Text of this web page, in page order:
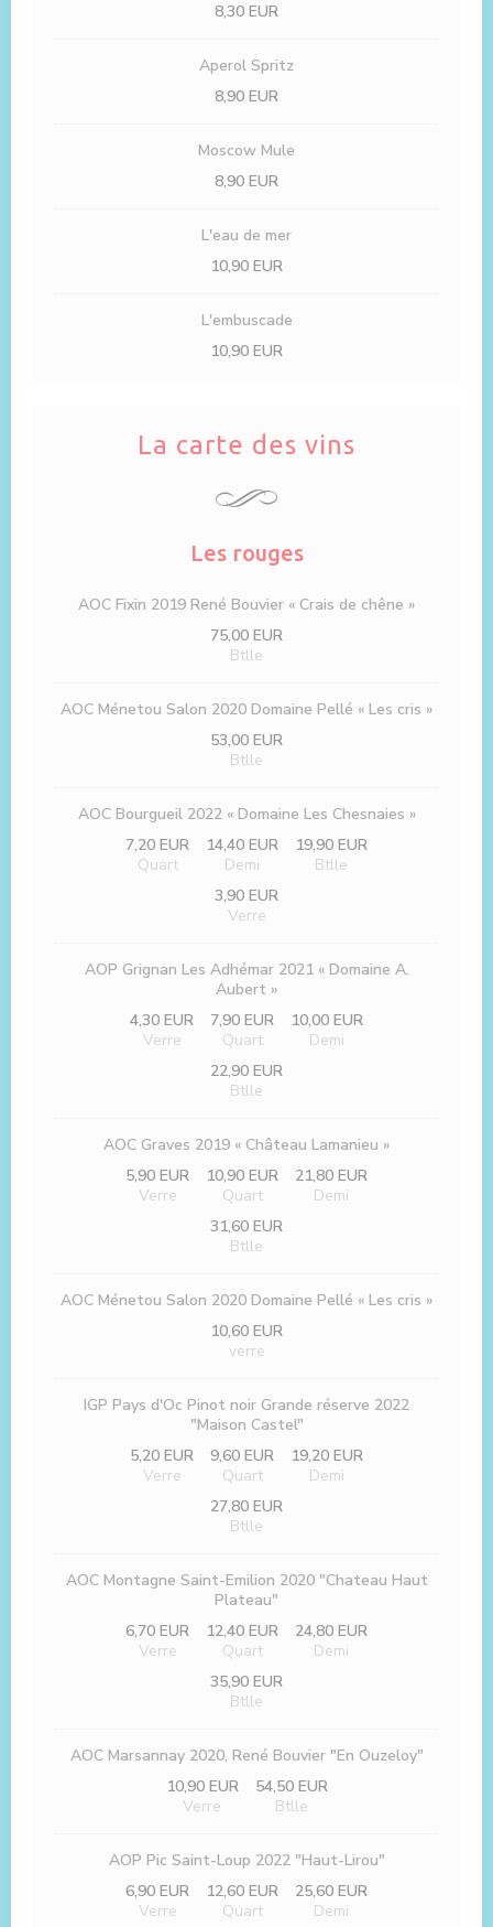
8,30 EUR
Aperol Spritz
8,90 EUR
Moscow Mule
8,90 EUR
L'eau de mer
10,90 EUR
L'embuscade
10,90 EUR
La carte des vins
Les rouges
AOC Fixin 2019 René Bouvier « Crais de chêne »
75,00 EUR
Btlle
AOC Ménetou Salon 2020 Domaine Pellé « Les cris »
53,00 EUR
Btlle
AOC Bourgueil 2022 « Domaine Les Chesnaies »
7,20 EUR
Quart
14,40 EUR
Demi
19,90 EUR
Btlle
3,90 EUR
Verre
AOP Grignan Les Adhémar 2021 « Domaine A.
Aubert »
4,30 EUR
Verre
7,90 EUR
Quart
10,00 EUR
Demi
22,90 EUR
Btlle
AOC Graves 2019 « Château Lamanieu »
5,90 EUR
Verre
10,90 EUR
Quart
21,80 EUR
Demi
31,60 EUR
Btlle
AOC Ménetou Salon 2020 Domaine Pellé « Les cris »
10,60 EUR
verre
IGP Pays d'Oc Pinot noir Grande réserve 2022
"Maison Castel"
5,20 EUR
Verre
9,60 EUR
Quart
19,20 EUR
Demi
27,80 EUR
Btlle
AOC Montagne Saint-Emilion 2020 "Chateau Haut
Plateau"
6,70 EUR
Verre
12,40 EUR
Quart
24,80 EUR
Demi
35,90 EUR
Btlle
AOC Marsannay 2020, René Bouvier "En Ouzeloy"
10,90 EUR
Verre
54,50 EUR
Btlle
AOP Pic Saint-Loup 2022 "Haut-Lirou"
6,90 EUR
Verre
12,60 EUR
Quart
25,60 EUR
Demi